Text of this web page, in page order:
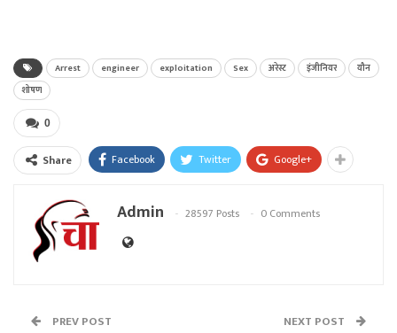
Arrest engineer exploitation Sex अरेस्ट इंजीनियर
यौन
शोषण
0
Share Facebook Twitter Google+
Admin 28597 Posts 0 Comments
PREV POST NEXT POST